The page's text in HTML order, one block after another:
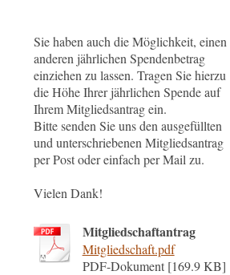
Sie haben auch die Möglichkeit, einen
anderen jährlichen Spendenbetrag
einziehen zu lassen. Tragen Sie hierzu
die Höhe Ihrer jährlichen Spende auf
Ihrem Mitgliedsantrag ein.
Bitte senden Sie uns den ausgefüllten
und unterschriebenen Mitgliedsantrag
per Post oder einfach per Mail zu.
Vielen Dank!
Mitgliedschaftantrag
Mitgliedschaft.pdf
PDF-Dokument [169.9 KB]